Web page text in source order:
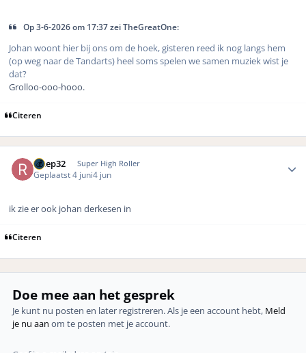
Op 3-6-2026 om 17:37 zei TheGreatOne:
Johan woont hier bij ons om de hoek, gisteren reed ik nog langs hem
(op weg naar de Tandarts) heel soms spelen we samen muziek wist je
dat?
Grolloo-ooo-hooo.
Citeren
retep32 Super High Roller
Geplaatst4 juni4 jun
ik zie er ook johan derkesen in
Citeren
Doe mee aan het gesprek
Je kunt nu posten en later registreren. Als je een account hebt, Meld
je nu aan om te posten met je account.